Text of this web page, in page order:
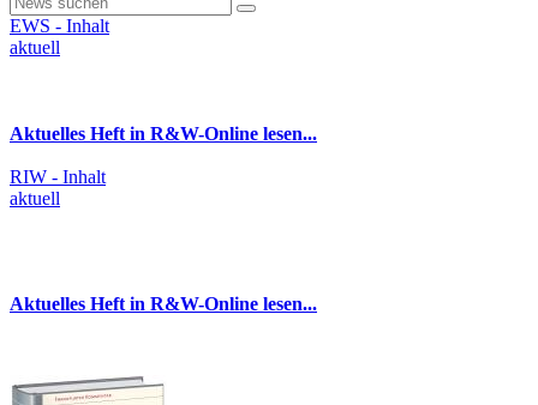
EWS - Inhalt
aktuell
Aktuelles Heft in R&W-Online lesen...
RIW - Inhalt
aktuell
Aktuelles Heft in R&W-Online lesen...